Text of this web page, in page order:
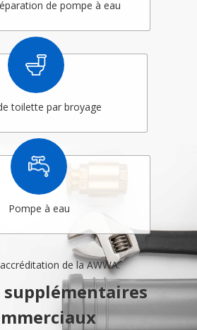
de pompe à eau
toilette par broyage
Pompe à eau
de la AWWA.
supplémentaires